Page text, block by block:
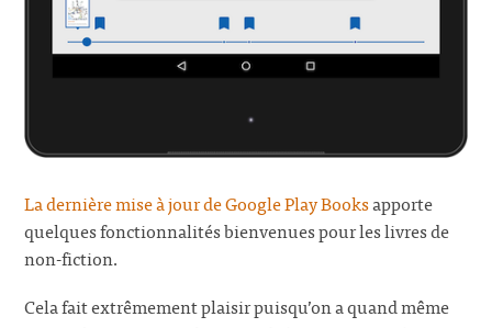
La dernière mise à jour de Google Play Booksapporte
quelques fonctionnalités bienvenues pour les livres de
non-fiction.
Cela fait extrêmement plaisir puisqu’on a quand même